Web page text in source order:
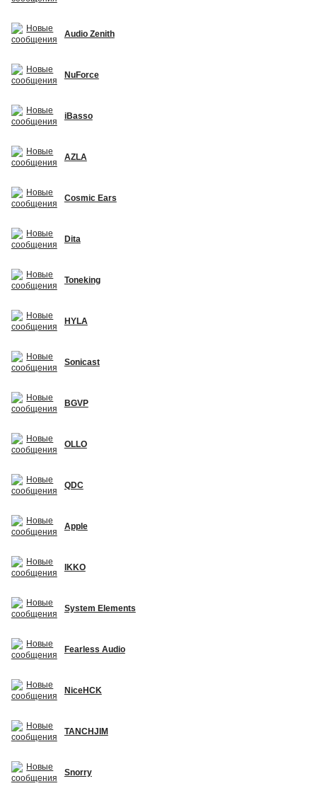
Audio Zenith
NuForce
iBasso
AZLA
Cosmic Ears
Dita
Toneking
HYLA
Sonicast
BGVP
OLLO
QDC
Apple
IKKO
System Elements
Fearless Audio
NiceHCK
TANCHJIM
Snorry